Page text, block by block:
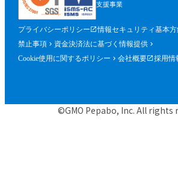
支援事業
プライバシーポリシー 情報セキュリティ基本
禁止事項
資金決済法に基づく情報提供
Cookie使用に関するポリシー
会社概要 採用情
©GMO Pepabo, Inc. All rights